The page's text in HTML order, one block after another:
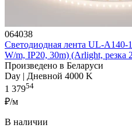
064038
Светодиодная лента UL-
W/m, IP20, 30m) (Arlight, резка
Произведено в Беларуси
Day | Дневной 4000 K
1 37954
₽/м
В наличии